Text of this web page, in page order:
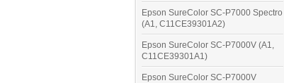
Epson SureColor SC-P7000 Spectro
(A1, C11CE39301A2)
Epson SureColor SC-P7000V (A1,
C11CE39301A1)
Epson SureColor SC-P7000V